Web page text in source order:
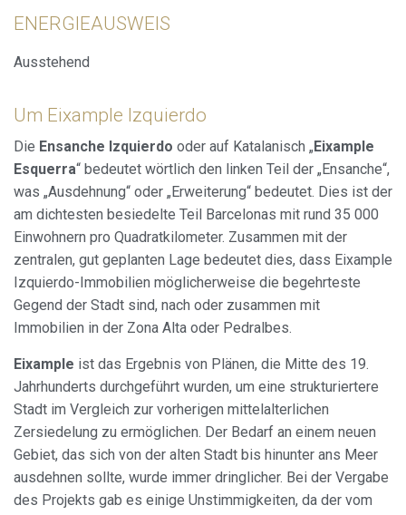
ENERGIEAUSWEIS
Ausstehend
Um Eixample Izquierdo
Die Ensanche Izquierdo oder auf Katalanisch „Eixample
Esquerra“ bedeutet wörtlich den linken Teil der „Ensanche“,
was „Ausdehnung“ oder „Erweiterung“ bedeutet. Dies ist der
am dichtesten besiedelte Teil Barcelonas mit rund 35 000
Einwohnern pro Quadratkilometer. Zusammen mit der
zentralen, gut geplanten Lage bedeutet dies, dass Eixample
Izquierdo-Immobilien möglicherweise die begehrteste
Gegend der Stadt sind, nach oder zusammen mit
Immobilien in der Zona Alta oder Pedralbes.
Eixample ist das Ergebnis von Plänen, die Mitte des 19.
Jahrhunderts durchgeführt wurden, um eine strukturiertere
Stadt im Vergleich zur vorherigen mittelalterlichen
Zersiedelung zu ermöglichen. Der Bedarf an einem neuen
Gebiet, das sich von der alten Stadt bis hinunter ans Meer
ausdehnen sollte, wurde immer dringlicher. Bei der Vergabe
des Projekts gab es einige Unstimmigkeiten, da der vom